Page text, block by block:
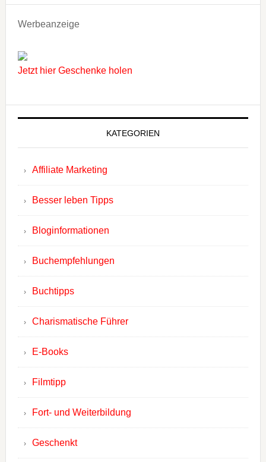
Werbeanzeige
Jetzt hier Geschenke holen
KATEGORIEN
Affiliate Marketing
Besser leben Tipps
Bloginformationen
Buchempfehlungen
Buchtipps
Charismatische Führer
E-Books
Filmtipp
Fort- und Weiterbildung
Geschenkt